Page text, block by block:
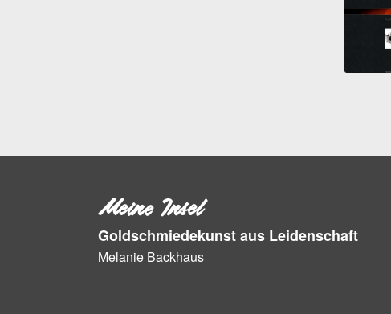
Meine Insel
Goldschmiedekunst aus Leidenschaft
Melanie Backhaus